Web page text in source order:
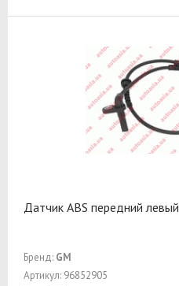
Датчик ABS передний левый
Бренд: GM
Артикул: 96852905